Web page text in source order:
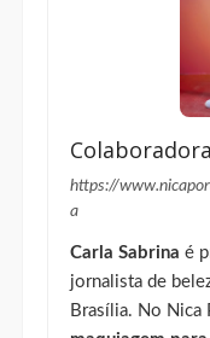
https://
a
Carla Sabrina é
jornalista de
Brasília. No Nica